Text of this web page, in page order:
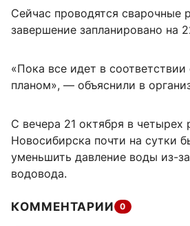
Сейчас проводятся сварочные
завершение запланировано на
«Пока все идет в
планом», — объяснили в
С вечера 21 октября в четырех
Новосибирска почти на сутки
уменьшить давление воды из-
водовода.
КОММЕНТАРИИ 0